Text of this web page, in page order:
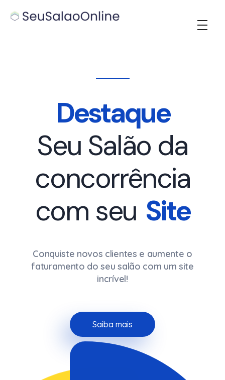
Destaque
Seu Salão da
concorrência
com seu Site
Conquiste novos clientes e aumente o
faturamento do seu salão com um site
incrível!
Saiba mais